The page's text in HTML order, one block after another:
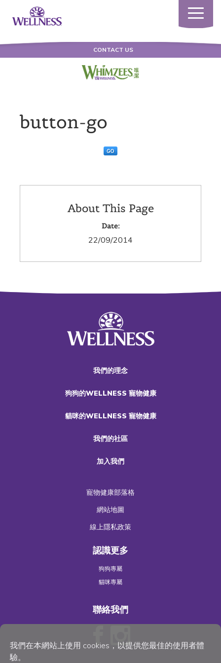
我們在本網站上使用 cookies，以提供您最佳的使用者體
驗。
Toggle
CONTACT US
button-go
About This Page
Date:
22/09/2014
我們的理念
狗狗的WELLNESS 寵物健康
貓咪的WELLNESS 寵物健康
我們的社區
加入我們
寵物健康部落格
網站地圖
線上隱私政策
認識更多
狗狗專屬
貓咪專屬
聯絡我們